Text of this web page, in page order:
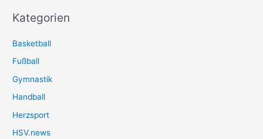
Kategorien
Basketball
Fußball
Gymnastik
Handball
Herzsport
HSV.news